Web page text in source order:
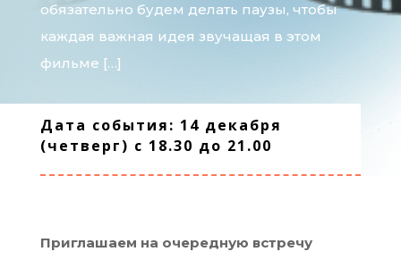
обязательно будем делать паузы, чтобы
каждая важная идея звучащая в этом
фильме […]
Дата события: 14 декабря
(четверг) с 18.30 до 21.00
Приглашаем на очередную встречу